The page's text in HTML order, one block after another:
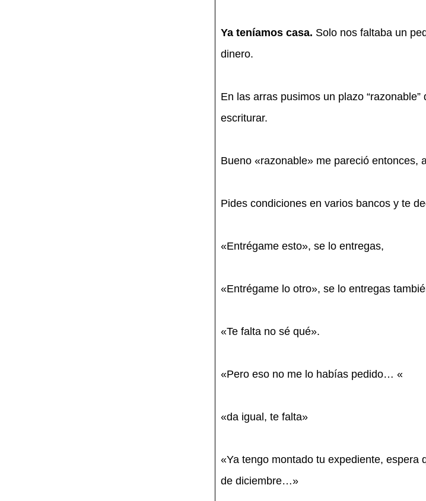
Ya teníamos casa. Solo nos faltaba un
dinero.
En las arras pusimos un plazo
escriturar.
Bueno «razonable» me pareció entonces,
Pides condiciones en varios bancos y te
«Entrégame esto», se lo entregas,
«Entrégame lo otro», se lo entregas
«Te falta no sé qué».
«Pero eso no me lo habías pedido… «
«da igual, te falta»
«Ya tengo montado tu expediente, espera
de diciembre…»